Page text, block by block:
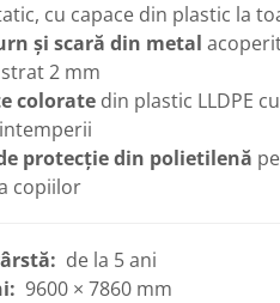
cu capace din plastic la
și scară din metal
2 mm
colorate din plastic LLDPE
protecție din polietilenă
copiilor
de la 5 ani
9600 × 7860 mm